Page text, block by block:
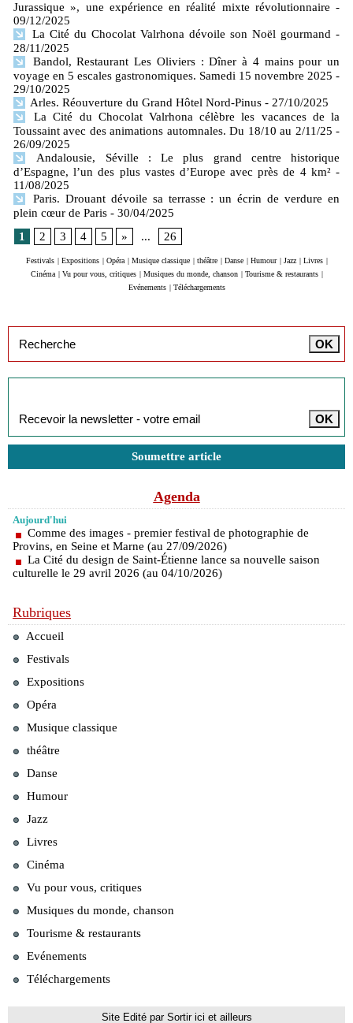
Jurassique », une expérience en réalité mixte révolutionnaire -
09/12/2025
La Cité du Chocolat Valrhona dévoile son Noël gourmand -
28/11/2025
Bandol, Restaurant Les Oliviers : Dîner à 4 mains pour un
voyage en 5 escales gastronomiques. Samedi 15 novembre 2025 -
29/10/2025
Arles. Réouverture du Grand Hôtel Nord-Pinus - 27/10/2025
La Cité du Chocolat Valrhona célèbre les vacances de la
Toussaint avec des animations automnales. Du 18/10 au 2/11/25 -
26/09/2025
Andalousie, Séville : Le plus grand centre historique
d’Espagne, l’un des plus vastes d’Europe avec près de 4 km² -
11/08/2025
Paris. Drouant dévoile sa terrasse : un écrin de verdure en
plein cœur de Paris - 30/04/2025
1
2 3 4 5 » ... 26
Festivals Expositions Opéra Musique classique théâtre Danse Humour Jazz Livres
Cinéma
Vu pour vous, critiques Musiques du monde, chanson Tourisme & restaurants
Evénements
Téléchargements
Soumettre article
Agenda
Aujourd'hui
Comme des images - premier festival de photographie de
Provins, en Seine et Marne (au 27/09/2026)
La Cité du design de Saint-Étienne lance sa nouvelle saison
culturelle le 29 avril 2026 (au 04/10/2026)
Rubriques
Accueil
Festivals
Expositions
Opéra
Musique classique
théâtre
Danse
Humour
Jazz
Livres
Cinéma
Vu pour vous, critiques
Musiques du monde, chanson
Tourisme & restaurants
Evénements
Téléchargements
Site Edité par Sortir ici et ailleurs